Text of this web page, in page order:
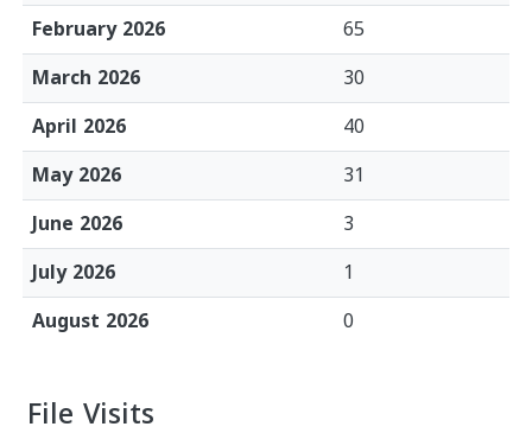
February 2026
65
March 2026
30
April 2026
40
May 2026
31
June 2026
3
July 2026
1
August 2026
0
File Visits